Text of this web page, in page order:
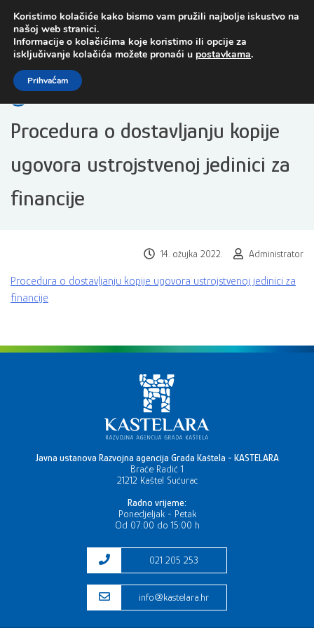
Open toolbar
sadržaj
Procedura o dostavljanju kopije
ugovora ustrojstvenoj jedinici za
financije
14. ožujka 2022. Administrator
Procedura o dostavljanju kopije ugovora ustrojstvenoj jedinici za
financije
Javna ustanova Razvojna agencija Grada Kaštela - KASTELARA
Braće Radić 1
21212 Kaštel Sućurac
Radno vrijeme:
Ponedjeljak - Petak
Od 07:00 do 15:00 h
021 205 253
info@kastelara.hr
Koristimo kolačiće kako bismo vam pružili najbolje iskustvo na
našoj web stranici.
Informacije o kolačićima koje koristimo ili opcije za
isključivanje kolačića možete pronaći u postavkama.
Prihvaćam